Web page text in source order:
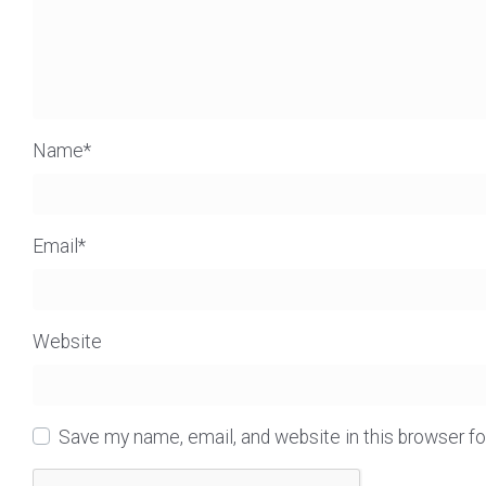
Name*
Email *
Website
Save my name, email, and website in this browser